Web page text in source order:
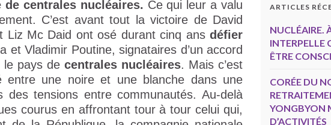
de centrales nucléaires. Ce qui leur a valu
C’est avant tout la victoire de David
Liz Mc Daid ont osé durant cinq ans défier
et Vladimir Poutine, signataires d’un accord
pays de centrales nucléaires. Mais c’est
entre une noire et une blanche dans une
tensions entre communautés. Au-delà
courus en affrontant tour à tour celui qui,
ARTICLES
NUCLÉAIRE.
INTERPELLE
ÊTRE
CORÉE DU
YONGBYON
D’ACTIVITÉS